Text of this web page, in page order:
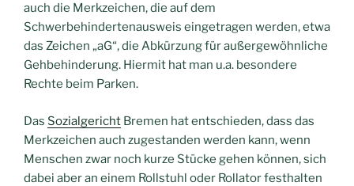
auch die Merkzeichen, die auf dem
Schwerbehindertenausweis eingetragen werden, etwa
das Zeichen „aG“, die Abkürzung für außergewöhnliche
Gehbehinderung. Hiermit hat man u.a. besondere
Rechte beim Parken.
Das Sozialgericht Bremen hat entschieden, dass das
Merkzeichen auch zugestanden werden kann, wenn
Menschen zwar noch kurze Stücke gehen können, sich
dabei aber an einem Rollstuhl oder Rollator festhalten